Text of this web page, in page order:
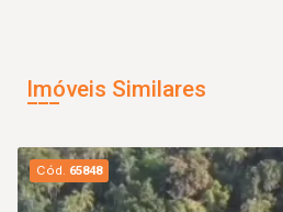
Imóveis Similares
Cód. 65848